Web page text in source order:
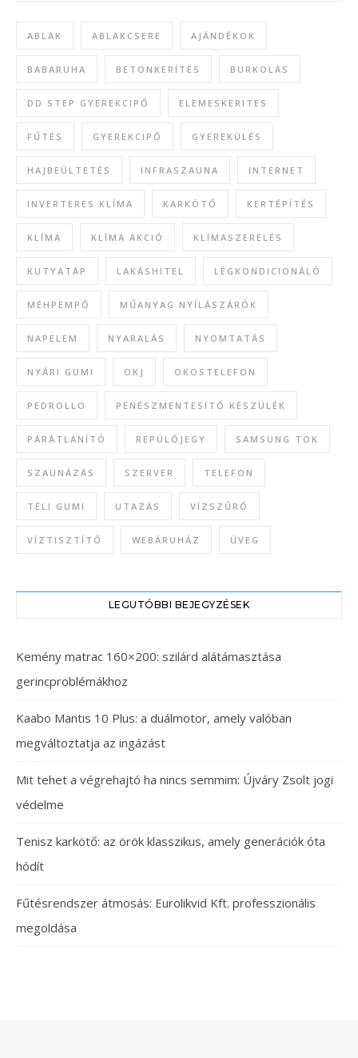
ABLAK ABLAKCSERE AJÁNDÉKOK
BABARUHA BETONKERÍTÉS BURKOLÁS
DD STEP GYEREKCIPŐ ELEMESKERITES
FŰTÉS GYEREKCIPŐ GYEREKÜLÉS
HAJBEÜLTETÉS INFRASZAUNA INTERNET
INVERTERES KLÍMA KARKÖTŐ KERTÉPÍTÉS
KLÍMA KLÍMA AKCIÓ KLÍMASZERELÉS
KUTYATÁP LAKÁSHITEL LÉGKONDICIONÁLÓ
MÉHPEMPŐ MŰANYAG NYÍLÁSZÁRÓK
NAPELEM NYARALÁS NYOMTATÁS
NYÁRI GUMI OKJ OKOSTELEFON
PEDROLLO PENÉSZMENTESÍTŐ KÉSZÜLÉK
PÁRÁTLANÍTÓ REPÜLŐJEGY SAMSUNG TOK
SZAUNÁZÁS SZERVER TELEFON
TÉLI GUMI UTAZÁS VÍZSZŰRŐ
VÍZTISZTÍTÓ WEBÁRUHÁZ ÜVEG
LEGUTÓBBI BEJEGYZÉSEK
Kemény matrac 160×200: szilárd alátámasztása
gerincproblémákhoz
Kaabo Mantis 10 Plus: a duálmotor, amely valóban
megváltoztatja az ingázást
Mit tehet a végrehajtó ha nincs semmim: Újváry Zsolt jogi
védelme
Tenisz karkötő: az örök klasszikus, amely generációk óta
hódít
Fűtésrendszer átmosás: Eurolikvid Kft. professzionális
megoldása